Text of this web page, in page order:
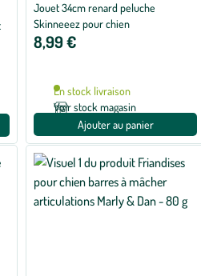
Jouet 34cm renard peluche
Skinneeez pour chien
8,99 €
En stock livraison
Voir stock magasin
Ajouter au panier